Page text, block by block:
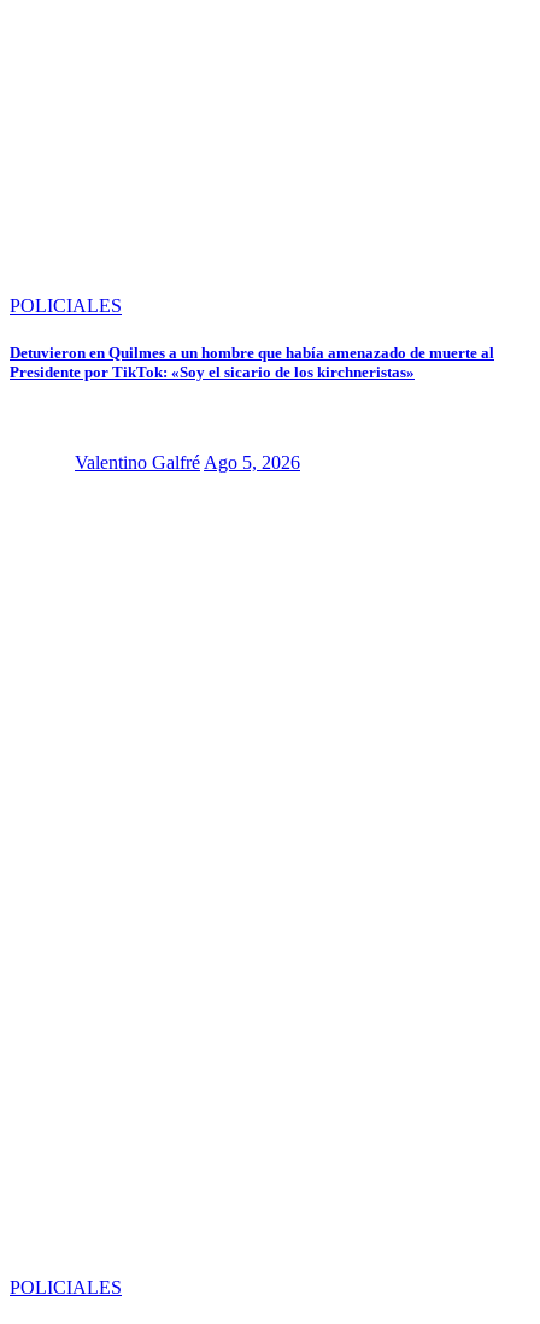
POLICIALES
Detuvieron en Quilmes a un hombre que había amenazado de muerte al
Presidente por TikTok: «Soy el sicario de los kirchneristas»
Valentino Galfré Ago 5, 2026
POLICIALES